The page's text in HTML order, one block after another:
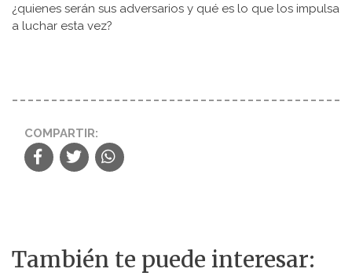
¿quienes serán sus adversarios y qué es lo que los impulsa
a luchar esta vez?
COMPARTIR:
También te puede interesar: